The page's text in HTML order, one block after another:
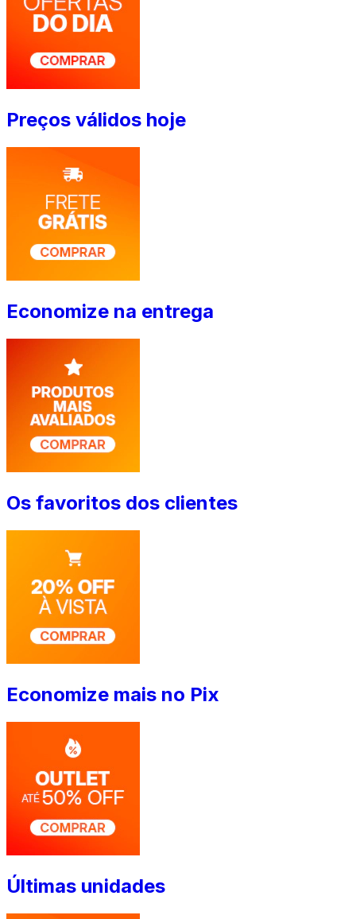
Preços válidos hoje
Economize na entrega
Os favoritos dos clientes
Economize mais no Pix
Últimas unidades